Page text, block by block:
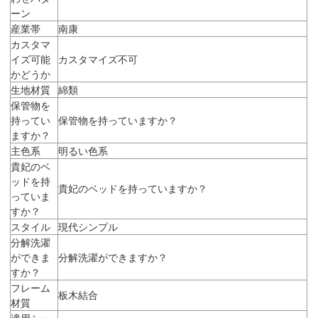
ーン
産業帯
南康
カスタマ
イズ可能
かどうか
カスタマイズ不可
生地材質 綿類
保管物を
持ってい
ますか？
保管物を持っていますか？
主色系
明るい色系
貴妃のベ
ッドを持
っていま
すか？
貴妃のベッドを持っていますか？
スタイル 現代シンプル
分解洗濯
ができま
すか？
分解洗濯ができますか？
フレーム
材質
板木結合